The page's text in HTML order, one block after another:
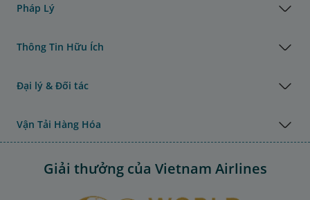
Pháp Lý
Thông Tin Hữu Ích
Đại lý & Đối tác
Vận Tải Hàng Hóa
Giải thưởng của Vietnam Airlines